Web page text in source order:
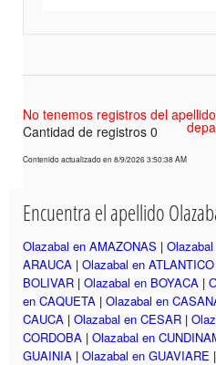
No tenemos registros del
Cantidad de registros 0
Contenido actualizado en 8/9/2026 3:50:38 AM
Encuentra el apellido
Olazabal en AMAZONAS |
ARAUCA | Olazabal en ATLANTICO
BOLIVAR | Olazabal en BOYACA |
en CAQUETA | Olazabal en
CAUCA | Olazabal en CESAR |
CORDOBA | Olazabal en
GUAINIA | Olazabal en GUAVIARE |